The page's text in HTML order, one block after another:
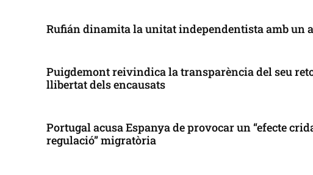
Rufián dinamita la unitat independentista amb un
Puigdemont reivindica la transparència del seu
llibertat dels encausats
Portugal acusa Espanya de provocar un “efecte
regulació” migratòria